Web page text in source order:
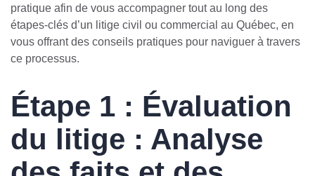
pratique afin de vous accompagner tout au long des
étapes-clés d’un litige civil ou commercial au Québec, en
vous offrant des conseils pratiques pour naviguer à travers
ce processus.
Étape 1 : Évaluation
du litige : Analyse